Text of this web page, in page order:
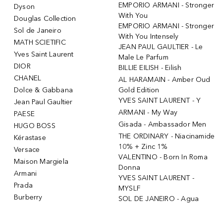
Dyson
Douglas Collection
Sol de Janeiro
MATH SCIETIFIC
Yves Saint Laurent
DIOR
CHANEL
Dolce & Gabbana
Jean Paul Gaultier
PAESE
HUGO BOSS
Kérastase
Versace
Maison Margiela
Armani
Prada
Burberry
EMPORIO ARMANI - Stronger
With You
EMPORIO ARMANI - Stronger
With You Intensely
JEAN PAUL GAULTIER - Le
Male Le Parfum
BILLIE EILISH - Eilish
AL HARAMAIN - Amber Oud
Gold Edition
YVES SAINT LAURENT - Y
ARMANI - My Way
Gisada - Ambassador Men
THE ORDINARY - Niacinamide
10% + Zinc 1%
VALENTINO - Born In Roma
Donna
YVES SAINT LAURENT -
MYSLF
SOL DE JANEIRO - Agua